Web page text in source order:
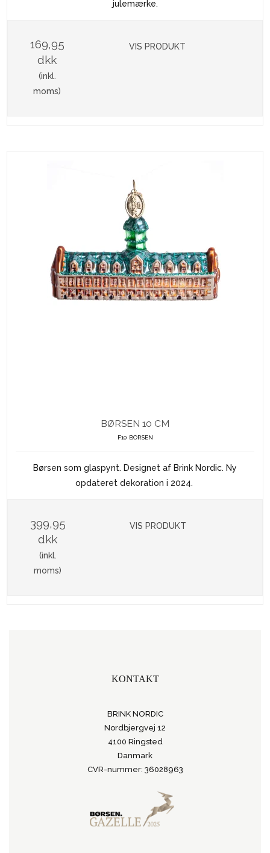
julemærke.
169,95
dkk
(inkl.
moms)
VIS PRODUKT
BØRSEN 10 CM
F10 BORSEN
Børsen som glaspynt. Designet af Brink Nordic. Ny
opdateret dekoration i 2024.
399,95
dkk
(inkl.
moms)
VIS PRODUKT
KONTAKT
BRINK NORDIC
Nordbjergvej 12
4100 Ringsted
Danmark
CVR-nummer: 36028963